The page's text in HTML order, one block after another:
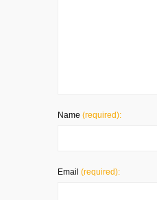
Name (required):
Email (required):